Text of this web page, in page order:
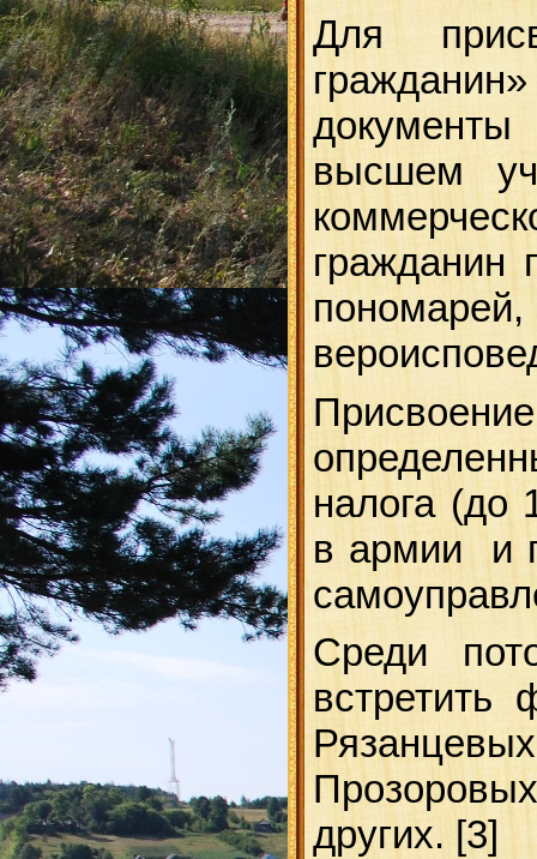
Для
высшем
гражданин
налога (до
в армии и
Среди
встретить
других. [3]